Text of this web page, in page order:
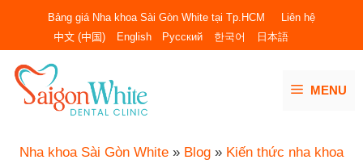
nội
dung
Bảng giá Nha khoa Sài Gòn White tại Tp.HCM
Liên hệ
中文 (中国)
English Русский 한국어 日本語
MENU
Nha khoa Sài Gòn White » Blog » Kiến thức nha khoa